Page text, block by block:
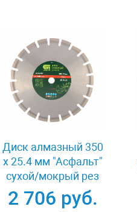
Диск алмазный 350
х 25.4 мм "Асфальт"
сухой/мокрый рез
Сибртех 731013
2 706 руб.